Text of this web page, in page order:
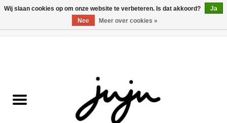
Kledij jongens
Wij slaan cookies op om onze website te verbeteren. Is dat akkoord?
Ja
Nee
Meer over cookies »